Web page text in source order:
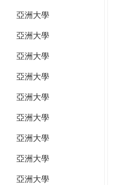
亞洲大學
亞洲大學
亞洲大學
亞洲大學
亞洲大學
亞洲大學
亞洲大學
亞洲大學
亞洲大學